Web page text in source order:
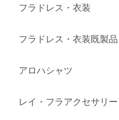
フラドレス・衣装
フラドレス・衣装既製品
アロハシャツ
レイ・フラアクセサリー